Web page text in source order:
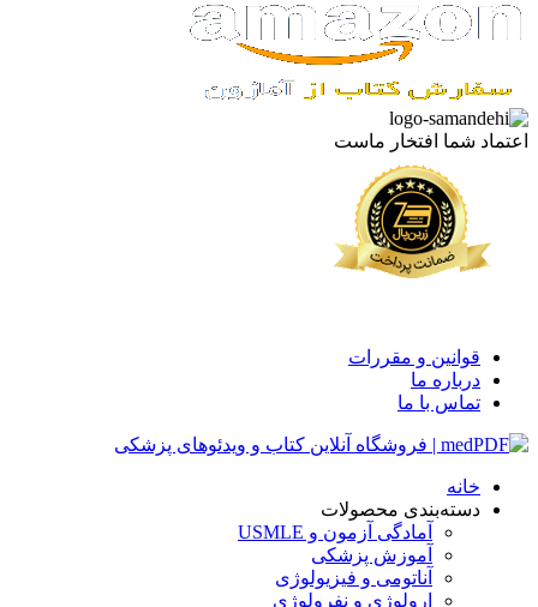
اعتماد شما افتخار ماست
قوانین و مقررات
درباره ما
تماس با ما
خانه
دسته‌بندی محصولات
آمادگی آزمون و USMLE
آموزش پزشکی
آناتومی و فیزیولوژی
ارولوژی و نفرولوژی